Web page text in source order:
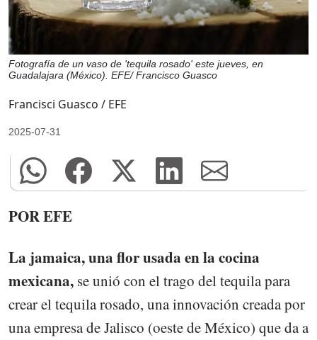
Fotografía de un vaso de 'tequila rosado' este jueves, en
Guadalajara (México). EFE/ Francisco Guasco
Francisci Guasco / EFE
2025-07-31
POR EFE
La jamaica, una flor usada en la cocina
mexicana, se unió con el trago del tequila para
crear el tequila rosado, una innovación creada por
una empresa de Jalisco (oeste de México) que da a